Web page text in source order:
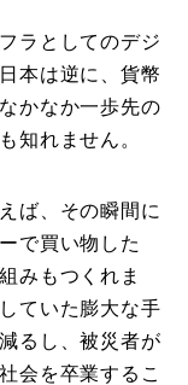
ラとしてのデジ
本は逆に、貨幣
かなか一歩先の
知れません。
ば、その瞬間に
で買い物した
みもつくれま
ていた膨大な手
るし、被災者が
会を卒業するこ